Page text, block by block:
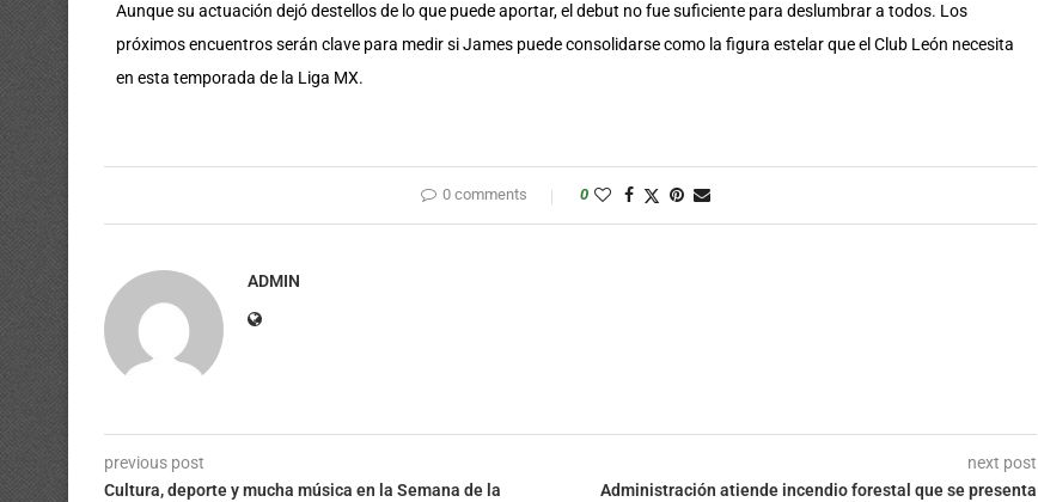
Aunque su actuación dejó destellos de lo que puede aportar, el debut no fue suficiente para deslumbrar a todos. Los
próximos encuentros serán clave para medir si James puede consolidarse como la figura estelar que el Club León necesita
en esta temporada de la Liga MX.
0 comments 0
ADMIN
previous post
Cultura, deporte y mucha música en la Semana de la
next post
Administración atiende incendio forestal que se presenta